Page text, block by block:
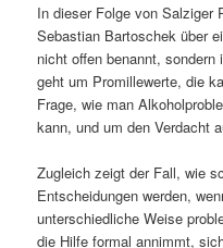
In dieser Folge von Salziger
Sebastian Bartoschek über
nicht offen benannt,
geht um Promillewerte, die
Frage, wie man
kann, und um den Verdacht
Zugleich zeigt der Fall, wie
Entscheidungen werden,
unterschiedliche Weise
die Hilfe formal annimmt,